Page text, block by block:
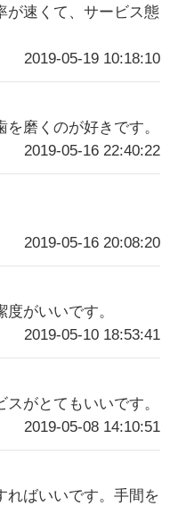
が速くて、サービス態
2019-05-19 10:18:10
磨くのが好きです。
2019-05-16 22:40:22
2019-05-16 20:08:20
がいいです。
2019-05-10 18:53:41
がとてもいいです。
2019-05-08 14:10:51
ればいいです。手間を